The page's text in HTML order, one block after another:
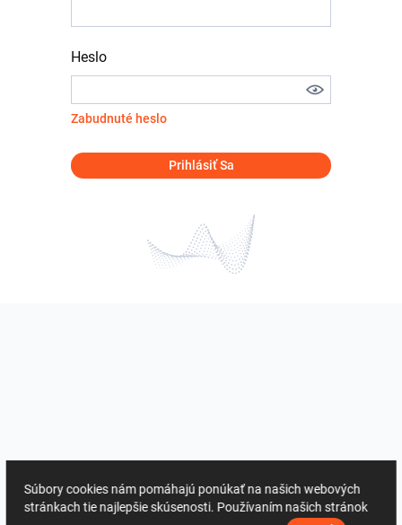
Heslo
Zabudnuté heslo
Prihlásiť Sa
Súbory cookies nám pomáhajú ponúkať na našich webových
stránkach tie najlepšie skúsenosti. Používaním našich stránok